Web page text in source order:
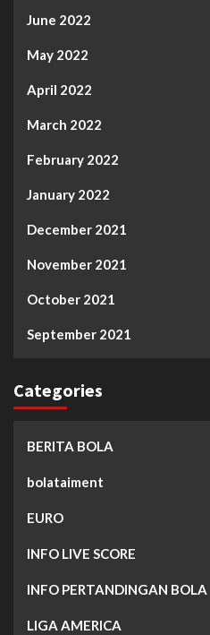
June 2022
May 2022
April 2022
March 2022
February 2022
January 2022
December 2021
November 2021
October 2021
September 2021
Categories
BERITA BOLA
bolataiment
EURO
INFO LIVE SCORE
INFO PERTANDINGAN BOLA
LIGA AMERICA